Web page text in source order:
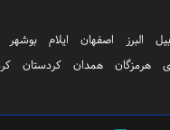
البرز اصفهان ایلام بوشهر
هرمزگان همدان کردستان